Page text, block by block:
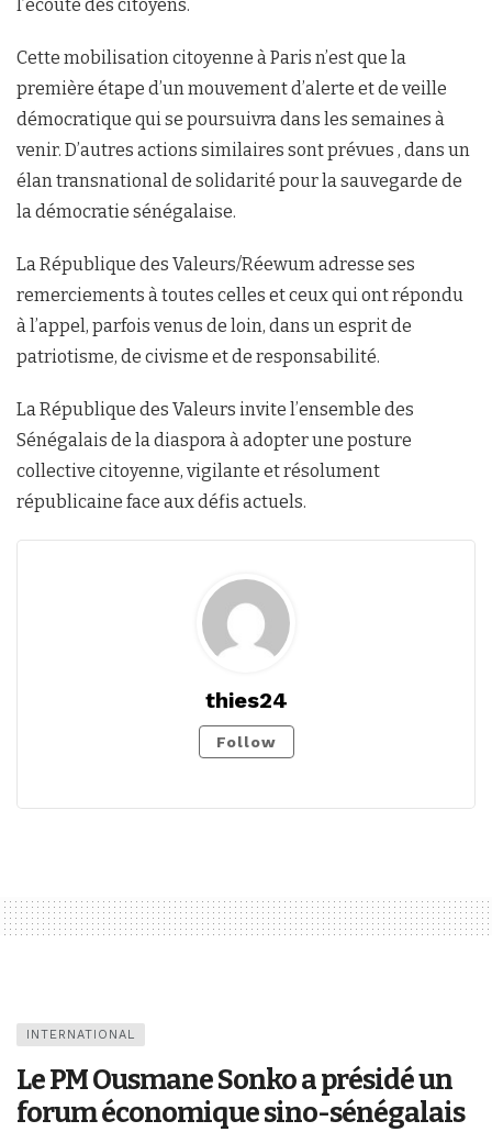
l’écoute des citoyens.
Cette mobilisation citoyenne à Paris n’est que la
première étape d’un mouvement d’alerte et de veille
démocratique qui se poursuivra dans les semaines à
venir. D’autres actions similaires sont prévues , dans un
élan transnational de solidarité pour la sauvegarde de
la démocratie sénégalaise.
La République des Valeurs/Réewum adresse ses
remerciements à toutes celles et ceux qui ont répondu
à l’appel, parfois venus de loin, dans un esprit de
patriotisme, de civisme et de responsabilité.
La République des Valeurs invite l’ensemble des
Sénégalais de la diaspora à adopter une posture
collective citoyenne, vigilante et résolument
républicaine face aux défis actuels.
thies24
Follow
INTERNATIONAL
Le PM Ousmane Sonko a présidé un
forum économique sino-sénégalais